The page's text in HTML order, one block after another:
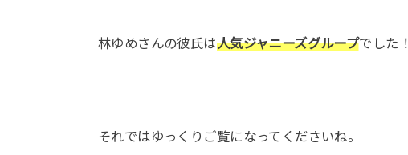
林ゆめさんの彼氏は人気ジャニーズグループでした！
それではゆっくりご覧になってくださいね。